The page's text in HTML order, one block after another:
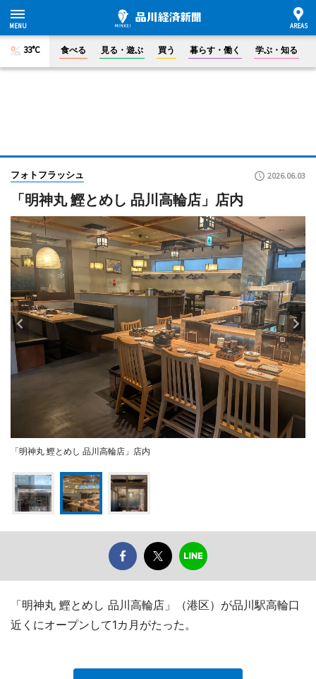
33°C 食べる 見る・遊ぶ 買う 暮らす・働く 学ぶ・知る
フォトフラッシュ 2026.06.03
「明神丸 鰹とめし 品川高輪店」店内
「明神丸 鰹とめし 品川高輪店」店内
「明神丸 鰹とめし 品川高輪店」（港区）が品川駅高輪口
近くにオープンして1カ月がたった。